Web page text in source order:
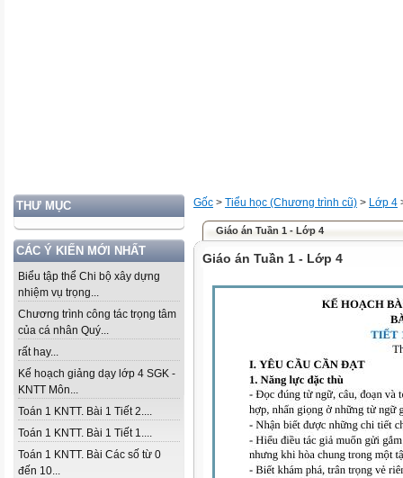
THƯ MỤC
CÁC Ý KIẾN MỚI NHẤT
Biểu tập thể Chi bộ xây dựng
nhiệm vụ trọng...
Chương trình công tác trọng tâm
của cá nhân Quý...
rất hay...
Kế hoạch giảng dạy lớp 4 SGK -
KNTT Môn...
Toán 1 KNTT. Bài 1 Tiết 2....
Toán 1 KNTT. Bài 1 Tiết 1....
Toán 1 KNTT. Bài Các số từ 0
đến 10...
Gốc > Tiểu học (Chương trình cũ) > Lớp 4
Giáo án Tuần 1 - Lớp 4
Giáo án Tuần 1 - Lớp 4